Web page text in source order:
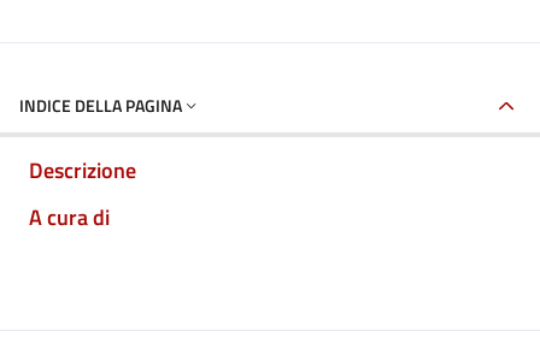
INDICE DELLA PAGINA
Descrizione
A cura di